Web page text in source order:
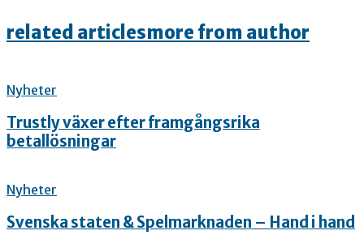
related articlesmore from author
Nyheter
Trustly växer efter framgångsrika
betallösningar
Nyheter
Svenska staten & Spelmarknaden – Hand i hand